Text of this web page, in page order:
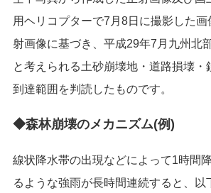
用ヘリコプターで7月8日に撮影した
射画像に基づき、平成29年7月九州北
と考えられる土砂崩壊地・道路損壊・
到達範囲を判読したものです。
◆森林崩壊のメカニズム(例)
線状降水帯の出現などによって1時間
るような強雨が長時間連続すると、以